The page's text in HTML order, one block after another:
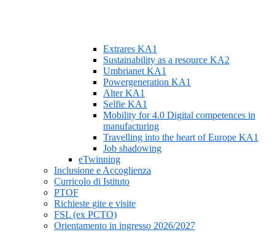
Extrares KA1
Sustainability as a resource KA2
Umbrianet KA1
Powergeneration KA1
Alter KA1
Selfie KA1
Mobility for 4.0 Digital competences in
manufacturing
Travelling into the heart of Europe KA1
Job shadowing
eTwinning
Inclusione e Accoglienza
Curricolo di Istituto
PTOF
Richieste gite e visite
FSL (ex PCTO)
Orientamento in ingresso 2026/2027